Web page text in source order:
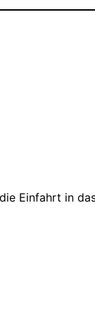
Einfahrt in